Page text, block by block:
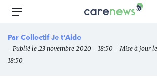
Aller
principal
Carenews,
des
Menu
Par Collectif Je t'Aide
- Publié le 23 novembre 2020 - 18:50 - Mise à jour
18:50